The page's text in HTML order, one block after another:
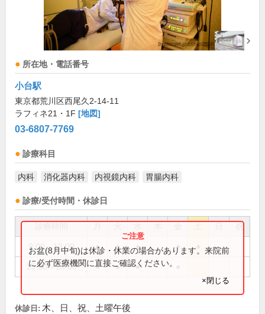
所在地・電話番号
小台駅
東京都荒川区西尾久2-14-11
ラフィネ21・1F [地図]
03-6807-7769
診療科目
内科 消化器内科 内視鏡内科 胃腸内科
診療/受付時間・休診日
祝
9:00～13:00 ● ● ● ●
15:00～18:00 ● ● ●
お盆(8月中旬)は休診・休業の場合があります。来院前
に必ず医療機関に直接ご確認ください。
×閉じる
休診日: 木、日、祝、土曜午後